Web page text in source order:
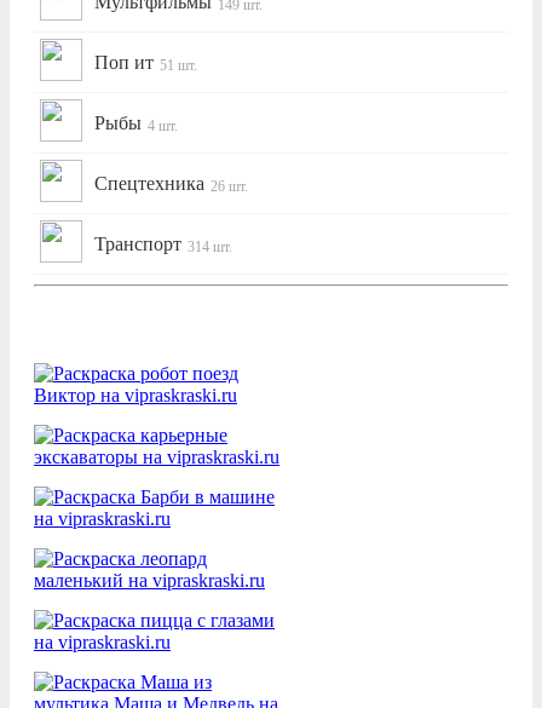
149 шт.
Поп ит 51 шт.
Рыбы 4 шт.
Спецтехника 26 шт.
Транспорт 314 шт.